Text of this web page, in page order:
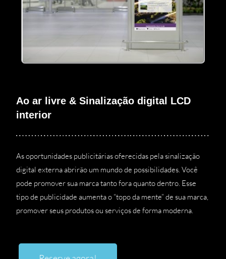
Ao ar livre & Sinalização digital LCD
interior
As oportunidades publicitárias oferecidas pela sinalização
digital externa abrirão um mundo de possibilidades. Você
pode promover sua marca tanto fora quanto dentro. Esse
tipo de publicidade aumenta o “topo da mente” de sua marca,
promover seus produtos ou serviços de forma moderna.